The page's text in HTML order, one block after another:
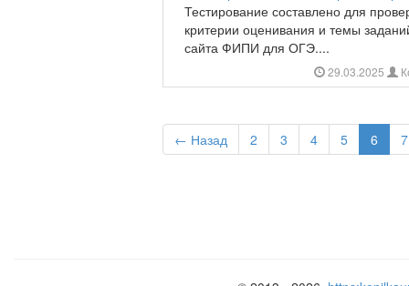
Тестирование составлено для
критерии оценивания и темы
сайта ФИПИ для ОГЭ....
29.03.2025
← Назад 2 3 4 5 6 7